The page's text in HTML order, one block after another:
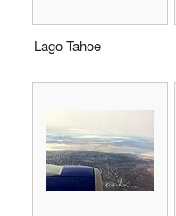
Lago Tahoe